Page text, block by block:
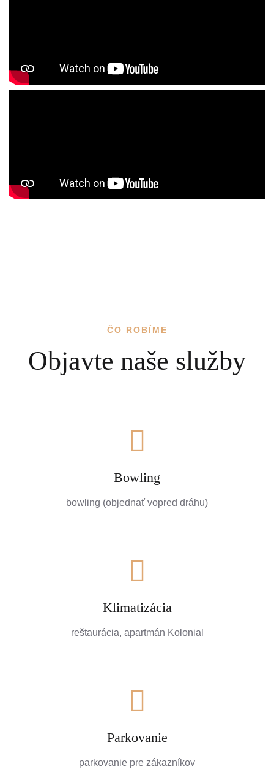
ČO ROBÍME
Objavte naše služby
Bowling
bowling (objednať vopred dráhu)
Klimatizácia
reštaurácia, apartmán Kolonial
Parkovanie
parkovanie pre zákazníkov